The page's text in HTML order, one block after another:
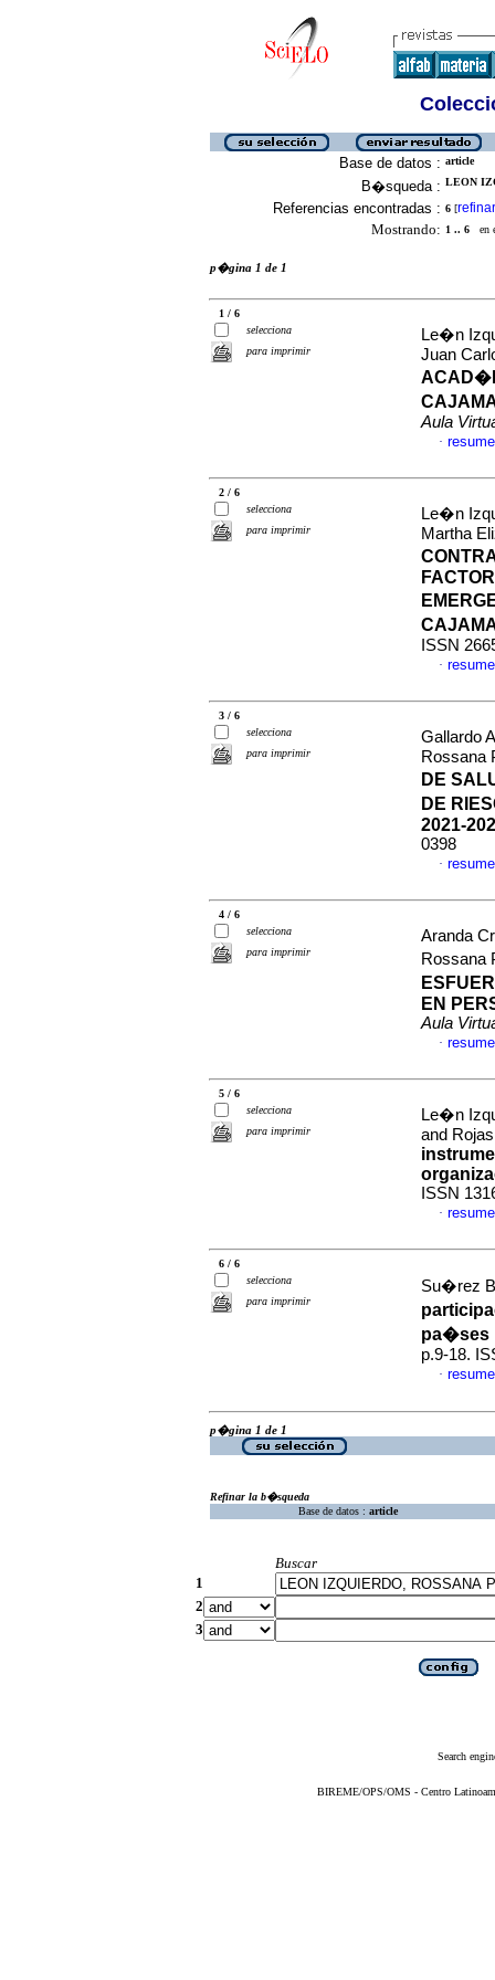
Base de datos : article
B�squeda : LEON
Referencias encontradas : 6 [refinar
Mostrando: 1 .. 6 en
p�gina 1 de 1
1 / 6
selecciona
para imprimir
Le�n
Juan
Aula
·
2 / 6
selecciona
para imprimir
Le�n
Martha
ISSN
·
3 / 6
selecciona
para imprimir
Gallardo
Rossana
DE
DE
2021-
0398
·
4 / 6
selecciona
para imprimir
Aranda
Rossana
EN
Aula
·
5 / 6
selecciona
para imprimir
Le�n
and
ISSN
·
6 / 6
selecciona
para imprimir
Su�rez
pa�ses
p.9-18.
·
p�gina 1 de 1
Refinar la b�squeda
Base de datos : article
Buscar
1
2
3
Search
BIREME/OPS/OMS - Centro